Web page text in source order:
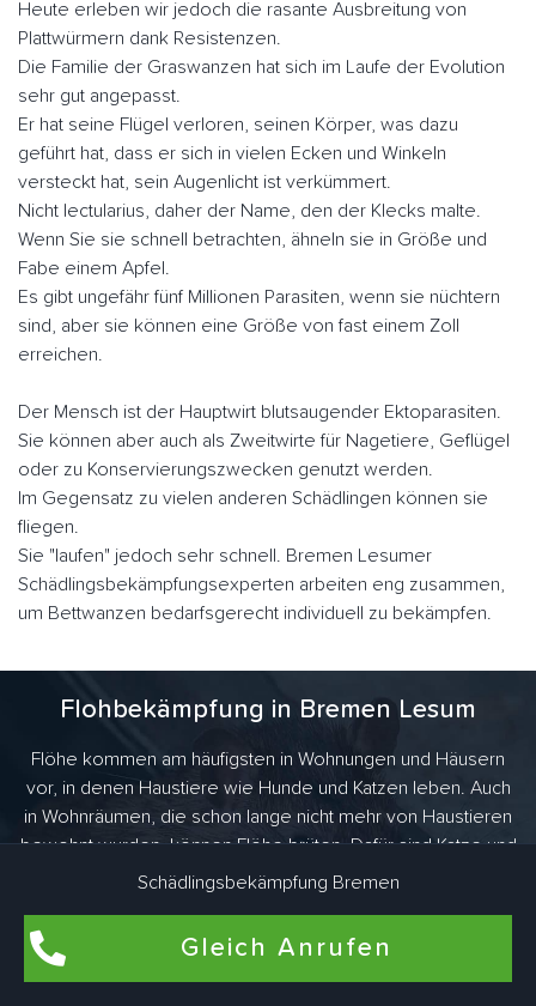
Heute erleben wir jedoch die rasante Ausbreitung von
Plattwürmern dank Resistenzen.
Die Familie der Graswanzen hat sich im Laufe der Evolution
sehr gut angepasst.
Er hat seine Flügel verloren, seinen Körper, was dazu
geführt hat, dass er sich in vielen Ecken und Winkeln
versteckt hat, sein Augenlicht ist verkümmert.
Nicht lectularius, daher der Name, den der Klecks malte.
Wenn Sie sie schnell betrachten, ähneln sie in Größe und
Fabe einem Apfel.
Es gibt ungefähr fünf Millionen Parasiten, wenn sie nüchtern
sind, aber sie können eine Größe von fast einem Zoll
erreichen.
Der Mensch ist der Hauptwirt blutsaugender Ektoparasiten.
Sie können aber auch als Zweitwirte für Nagetiere, Geflügel
oder zu Konservierungszwecken genutzt werden.
Im Gegensatz zu vielen anderen Schädlingen können sie
fliegen.
Sie "laufen" jedoch sehr schnell. Bremen Lesumer
Schädlingsbekämpfungsexperten arbeiten eng zusammen,
um Bettwanzen bedarfsgerecht individuell zu bekämpfen.
Flohbekämpfung in Bremen Lesum
Flöhe kommen am häufigsten in Wohnungen und Häusern
vor, in denen Haustiere wie Hunde und Katzen leben. Auch
in Wohnräumen, die schon lange nicht mehr von Haustieren
bewohnt wurden, können Flöhe brüten. Dafür sind Katze und
Hund des ehemaligen Mieters verantwortlich. Aber es gibt
Überträger kommen vor allem haarige Vertreter wie Ratten,
Mäuse oder Kaninchen in Frage.
Schädlingsbekämpfung Bremen
Gleich Anrufen